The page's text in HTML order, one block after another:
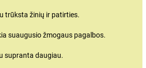
trūksta žinių ir patirties.
suaugusio žmogaus pagalbos.
supranta daugiau.